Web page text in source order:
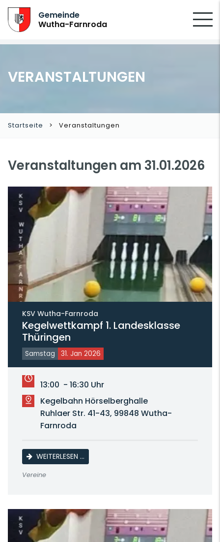
Gemeinde
Wutha-Farnroda
VERANSTALTUNGEN
Startseite Veranstaltungen
Veranstaltungen am 31.01.2026
KSV Wutha-Farnroda
Kegelwettkampf 1. Landesklasse
Thüringen
Samstag 31. Jan 2026
13:00 - 16:30 Uhr
Kegelbahn Hörselberghalle
Ruhlaer Str. 41-43, 99848 Wutha-
Farnroda
WEITERLESEN …KEGELWETTKAMPF 1. LANDESKLASSE
Vereine